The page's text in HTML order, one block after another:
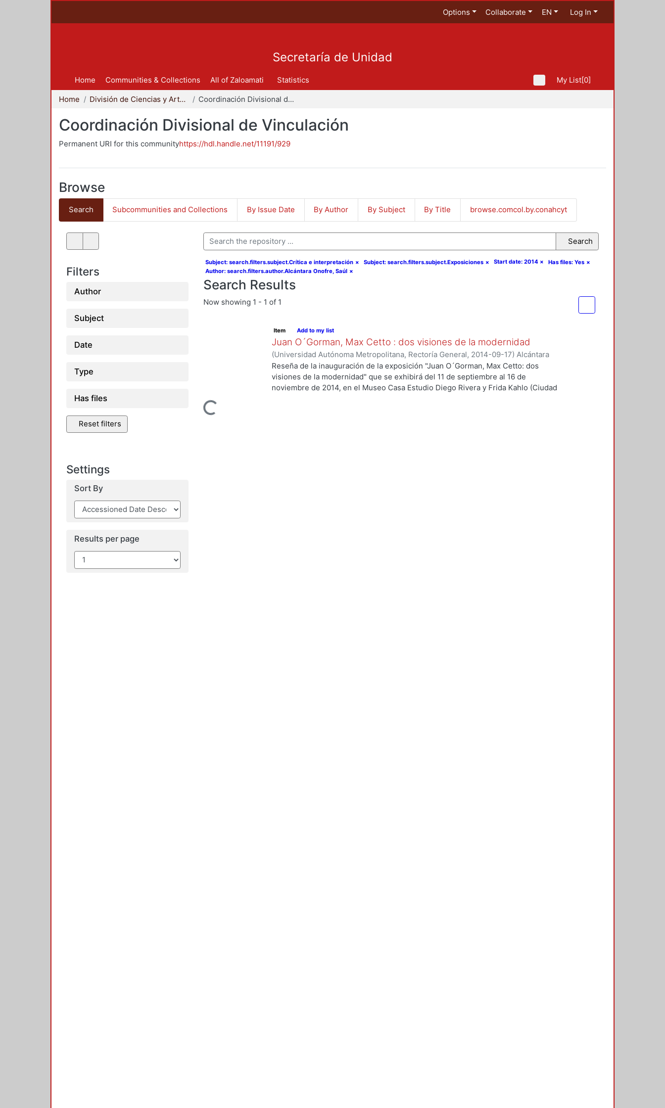
Options Collaborate EN Log In
Secretaría de Unidad
Home Communities & Collections All of Zaloamati Statistics My List[0]
Home División de Ciencias y Artes para el Diseño Coordinación Divisional de Vinculación
Coordinación Divisional de Vinculación
Permanent URI for this communityhttps://hdl.handle.net/11191/929
Browse
Search Subcommunities and Collections By Issue Date By Author By Subject By Title browse.comcol.by.conahcyt
Filters
Author
Subject
Date
Type
Has files
Reset filters
Settings
Sort By
Results per page
Search
Subject: search.filters.subject.Crítica e interpretación × Subject: search.filters.subject.Exposiciones × Start date: 2014 × Has files: Yes ×
Author: search.filters.author.Alcántara Onofre, Saúl ×
Search Results
Now showing 1 - 1 of 1
Loading...
Item Add to my list
Juan O´Gorman, Max Cetto : dos visiones de la modernidad
(Universidad Autónoma Metropolitana, Rectoría General, 2014-09-17) Alcántara
Onofre, Saúl
Reseña de la inauguración de la exposición "Juan O´Gorman, Max Cetto: dos
visiones de la modernidad" que se exhibirá del 11 de septiembre al 16 de
noviembre de 2014, en el Museo Casa Estudio Diego Rivera y Frida Kahlo (Ciudad